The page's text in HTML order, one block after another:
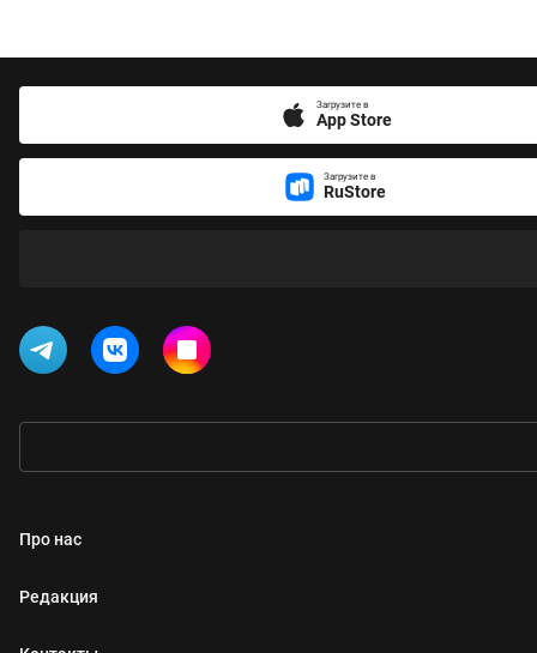
Загрузите в
App Store
Загрузите в
RuStore
Про нас
Редакция